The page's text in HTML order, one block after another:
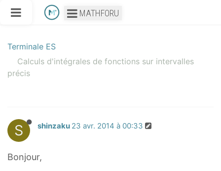
MATHFORU
Terminale ES
Calculs d'intégrales de fonctions sur intervalles
précis
S shinzaku 23 avr. 2014 à 00:33
Bonjour,